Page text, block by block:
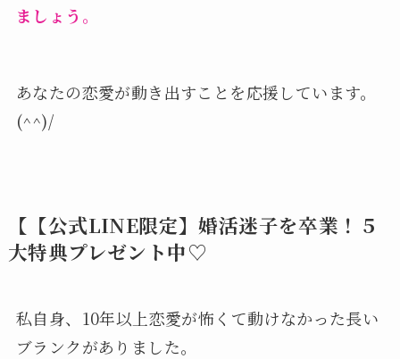
ましょう。
あなたの恋愛が動き出すことを応援しています。
(^^)/
【【公式LINE限定】婚活迷子を卒業！５
大特典プレゼント中♡
私自身、10年以上恋愛が怖くて動けなかった長い
ブランクがありました。